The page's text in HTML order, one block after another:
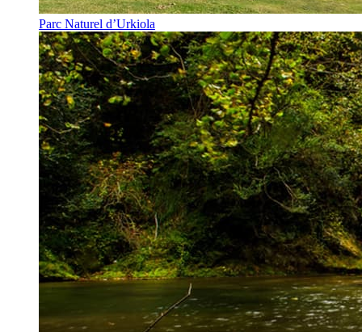
Parc Naturel d’Urkiola